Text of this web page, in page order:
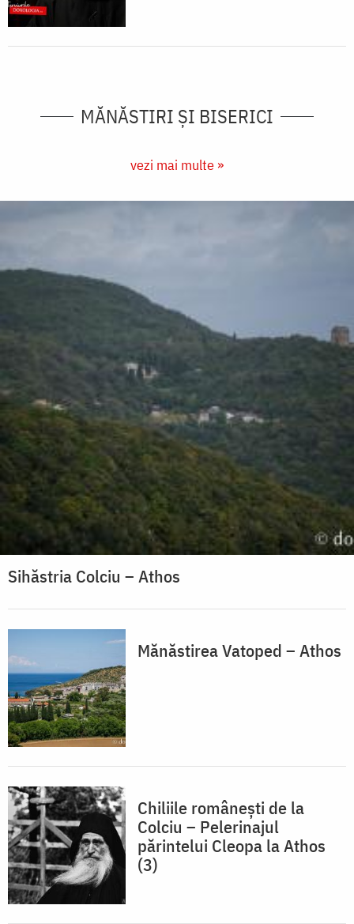
MĂNĂSTIRI ȘI BISERICI
vezi mai multe »
Sihăstria Colciu – Athos
Mănăstirea Vatoped – Athos
Chiliile românești de la
Colciu – Pelerinajul
părintelui Cleopa la Athos
(3)